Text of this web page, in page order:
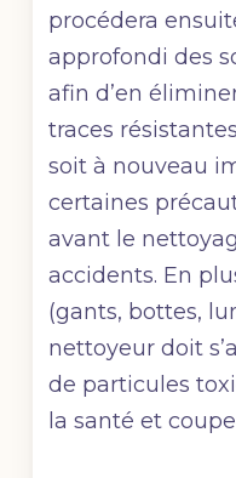
procédera
approfondi des
afin d’en
traces
soit à nouveau
certaines
avant le
accidents. En
(gants, bottes,
nettoyeur doit
de particules
la santé et